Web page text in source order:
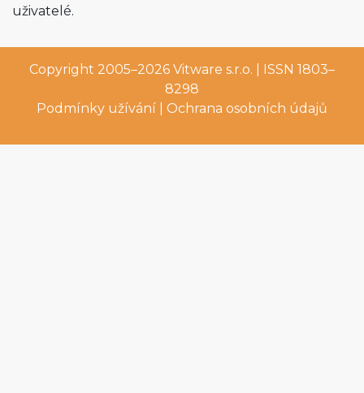
uživatelé.
Copyright 2005–2026 Vitware s.r.o. | ISSN 1803–
8298
Podmínky užívání
Ochrana osobních údajů